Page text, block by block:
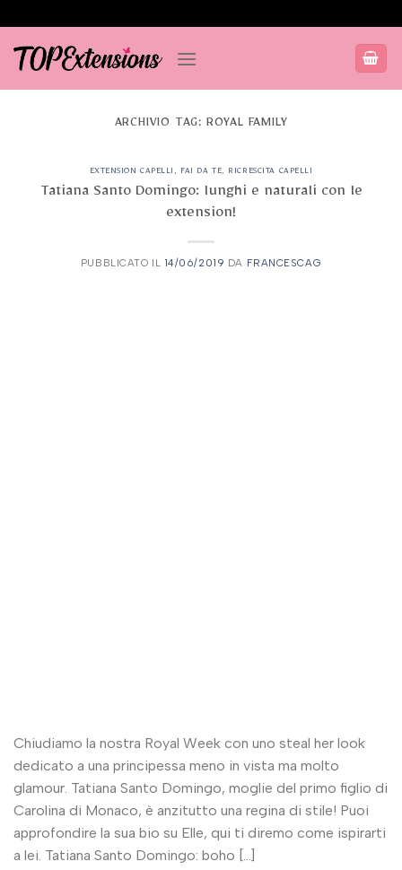
ai
contenuti
ARCHIVIO TAG: ROYAL FAMILY
EXTENSION CAPELLI , FAI DA TE, RICRESCITA CAPELLI
Tatiana Santo Domingo: lunghi e naturali con le
extension!
PUBBLICATO IL 14/06/2019 DA FRANCESCAG
Chiudiamo la nostra Royal Week con uno steal her look
dedicato a una principessa meno in vista ma molto
glamour. Tatiana Santo Domingo, moglie del primo figlio di
Carolina di Monaco, è anzitutto una regina di stile! Puoi
approfondire la sua bio su Elle, qui ti diremo come ispirarti
a lei. Tatiana Santo Domingo: boho […]